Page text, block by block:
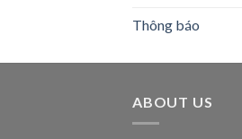
Thông báo
ABOUT US